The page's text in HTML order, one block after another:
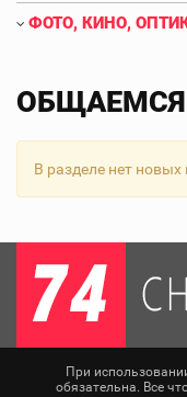
ФОТО, КИНО,
ОБЩАЕМСЯ
В разделе нет
При
обязательна. Все